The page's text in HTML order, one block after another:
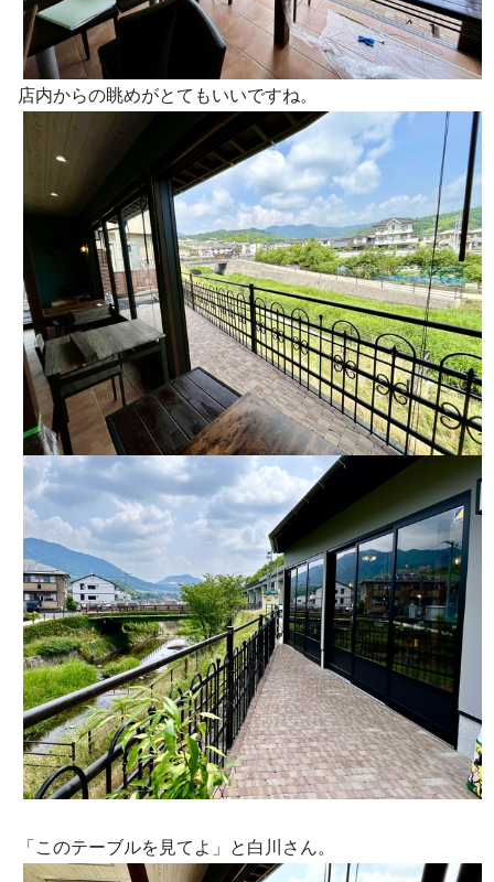
店内からの眺めがとてもいいですね。
「このテーブルを見てよ」と白川さん。